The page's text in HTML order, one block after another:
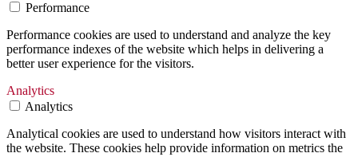
Performance
Performance cookies are used to understand and analyze the key
performance indexes of the website which helps in delivering a
better user experience for the visitors.
Analytics
Analytics
Analytical cookies are used to understand how visitors interact with
the website. These cookies help provide information on metrics the